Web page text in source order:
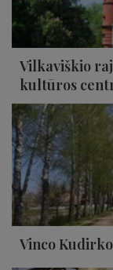
Vilkaviškio
kultūros
Vinco